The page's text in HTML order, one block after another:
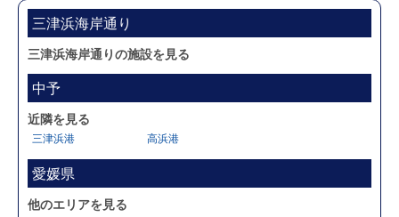
三津浜海岸通り
三津浜海岸通りの施設を見る
中予
近隣を見る
三津浜港 高浜港
愛媛県
他のエリアを見る